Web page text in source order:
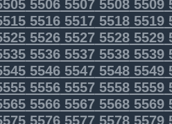
5506550755085509
5516551755185519
5526552755285529
5536553755385539
5546554755485549
5556555755585559
5566556755685569
5576557755785579